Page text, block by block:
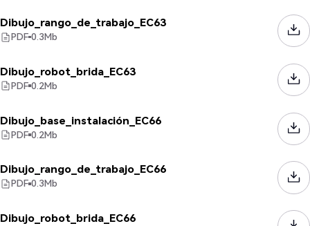
Dibujo_rango_de_trabajo_EC63
PDF 0.3Mb
Dibujo_robot_brida_EC63
PDF 0.2Mb
Dibujo_base_instalación_EC66
PDF 0.2Mb
Dibujo_rango_de_trabajo_EC66
PDF 0.3Mb
Dibujo_robot_brida_EC66